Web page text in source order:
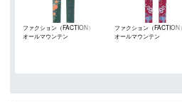
ファクション（FACTION）
オールマウンテン
ファクション（FACTION）
オールマウンテン